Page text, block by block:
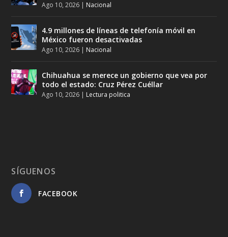
Ago 10, 2026 | Nacional
4.9 millones de líneas de telefonía móvil en
México fueron desactivadas
Ago 10, 2026 | Nacional
Chihuahua se merece un gobierno que vea por
todo el estado: Cruz Pérez Cuéllar
Ago 10, 2026 | Lectura politica
SÍGUENOS
FACEBOOK